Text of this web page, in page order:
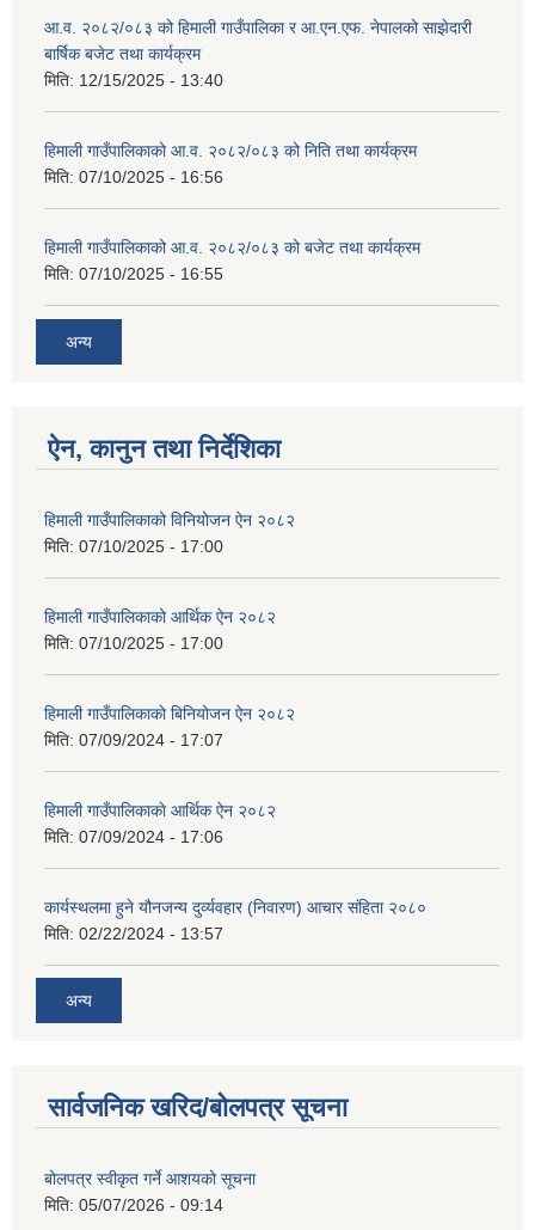
आ.व. २०८२/०८३ को हिमाली गाउँपालिका र आ.एन.एफ. नेपालको साझेदारी
बार्षिक बजेट तथा कार्यक्रम
मिति: 12/15/2025 - 13:40
हिमाली गाउँपालिकाको आ.व. २०८२/०८३ को निति तथा कार्यक्रम
मिति: 07/10/2025 - 16:56
हिमाली गाउँपालिकाको आ.व. २०८२/०८३ को बजेट तथा कार्यक्रम
मिति: 07/10/2025 - 16:55
अन्य
ऐन, कानुन तथा निर्देशिका
हिमाली गाउँपालिकाको विनियोजन ऐन २०८२
मिति: 07/10/2025 - 17:00
हिमाली गाउँपालिकाको आर्थिक ऐन २०८२
मिति: 07/10/2025 - 17:00
हिमाली गाउँपालिकाकाे बिनियोजन ऐन २०८२
मिति: 07/09/2024 - 17:07
हिमाली गाउँपालिकाकाे आर्थिक ऐन २०८२
मिति: 07/09/2024 - 17:06
कार्यस्थलमा हुने यौनजन्य दुर्व्यवहार (निवारण) आचार संहिता २०८०
मिति: 02/22/2024 - 13:57
अन्य
सार्वजनिक खरिद/बोलपत्र सूचना
बोलपत्र स्वीकृत गर्ने आशयको सूचना
मिति: 05/07/2026 - 09:14